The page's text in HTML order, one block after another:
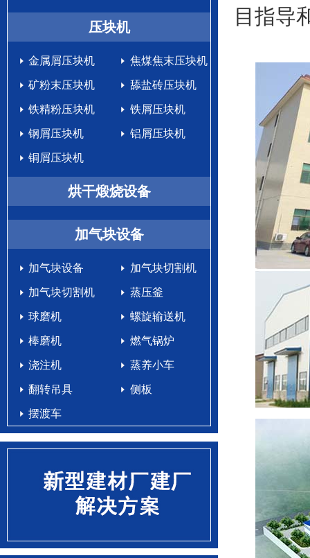
生产设备
压块机
金属屑压块机 焦煤焦末压块机
矿粉末压块机 舔盐砖压块机
铁精粉压块机 铁屑压块机
钢屑压块机 铝屑压块机
铜屑压块机
烘干煅烧设备
加气块设备
加气块设备 加气块切割机
加气块切割机 蒸压釜
球磨机 螺旋输送机
棒磨机 燃气锅炉
浇注机 蒸养小车
翻转吊具 侧板
摆渡车
目指导